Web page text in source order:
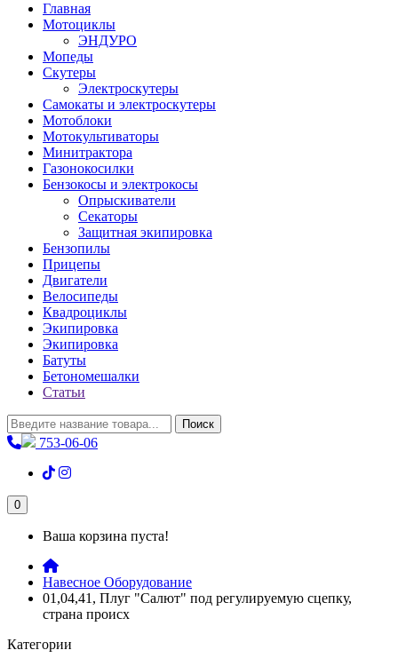
Главная
Мотоциклы
ЭНДУРО
Мопеды
Скутеры
Электроскутеры
Самокаты и электроскутеры
Мотоблоки
Мотокультиваторы
Минитрактора
Газонокосилки
Бензокосы и электрокосы
Опрыскиватели
Секаторы
Защитная экипировка
Бензопилы
Прицепы
Двигатели
Велосипеды
Квадроциклы
Экипировка
Экипировка
Батуты
Бетономешалки
Статьи
Поиск
753-06-06
0
Ваша корзина пуста!
Навесное Оборудование
01,04,41, Плуг "Салют" под регулируемую сцепку,
страна происх
Категории